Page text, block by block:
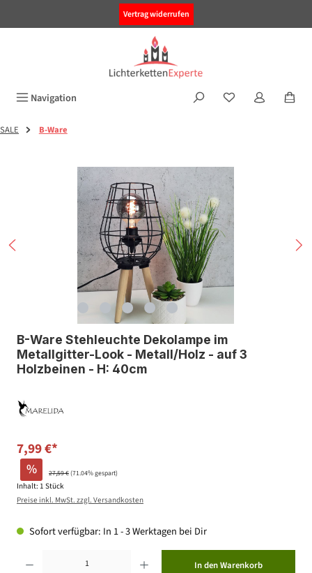
Vertrag widerrufen
Navigation
SALE B-Ware
Bildergalerie überspringen
B-Ware Stehleuchte Dekolampe im
Metallgitter-Look - Metall/Holz - auf 3
Holzbeinen - H: 40cm
7,99 €*
% 27,59 €(71.04% gespart)
Inhalt: 1 Stück
Preise inkl. MwSt. zzgl. Versandkosten
Sofort verfügbar: In 1 - 3 Werktagen bei Dir
In den Warenkorb